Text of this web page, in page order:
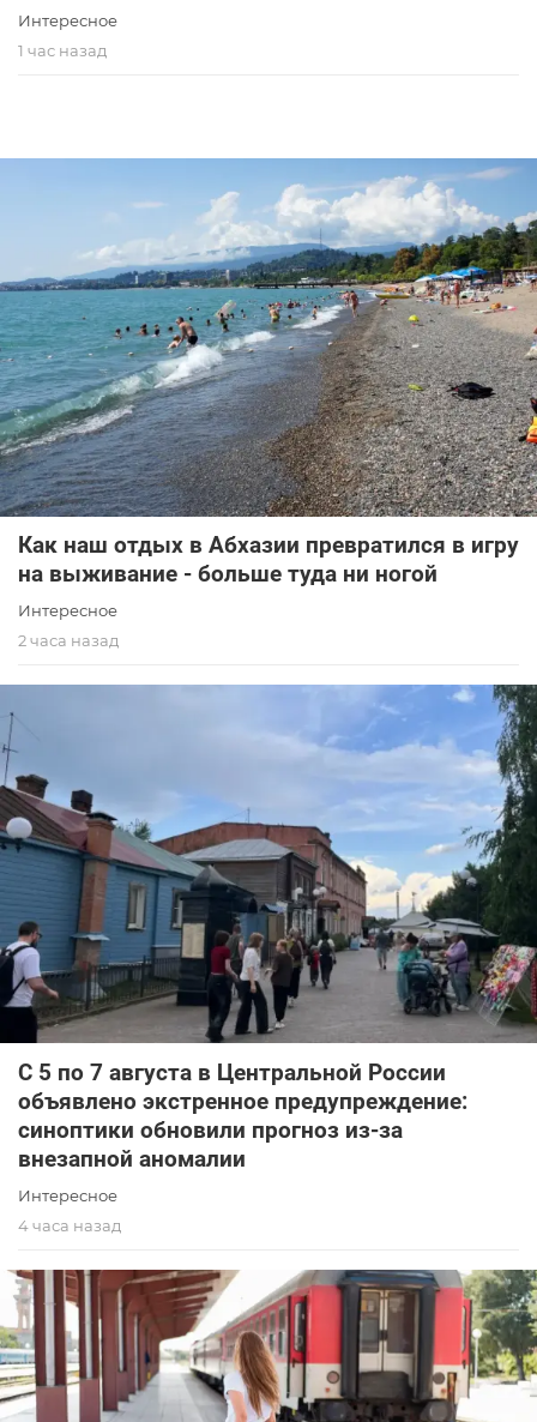
Интересное
1 час назад
Как наш отдых в Абхазии превратился в игру
на выживание - больше туда ни ногой
Интересное
2 часа назад
С 5 по 7 августа в Центральной России
объявлено экстренное предупреждение:
синоптики обновили прогноз из-за
внезапной аномалии
Интересное
4 часа назад